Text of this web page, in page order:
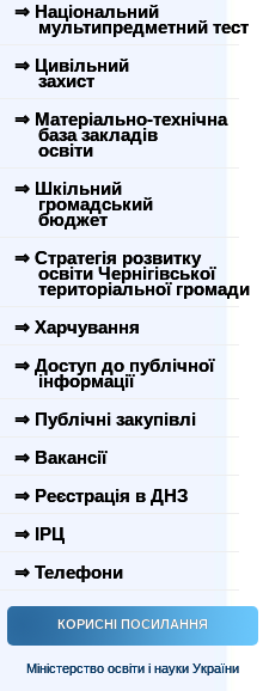
⇒ Національний
мультипредметний тест
⇒ Цивільний
захист
⇒ Матеріально-технічна
база закладів
освіти
⇒ Шкільний
громадський
бюджет
⇒ Стратегія розвитку
освіти Чернігівської
територіальної громади
⇒ Харчування
⇒ Доступ до публічної
інформації
⇒ Публічні закупівлі
⇒ Вакансії
⇒ Реєстрація в ДНЗ
⇒ ІРЦ
⇒ Телефони
КОРИСНІ ПОСИЛАННЯ
Міністерство освіти і науки України